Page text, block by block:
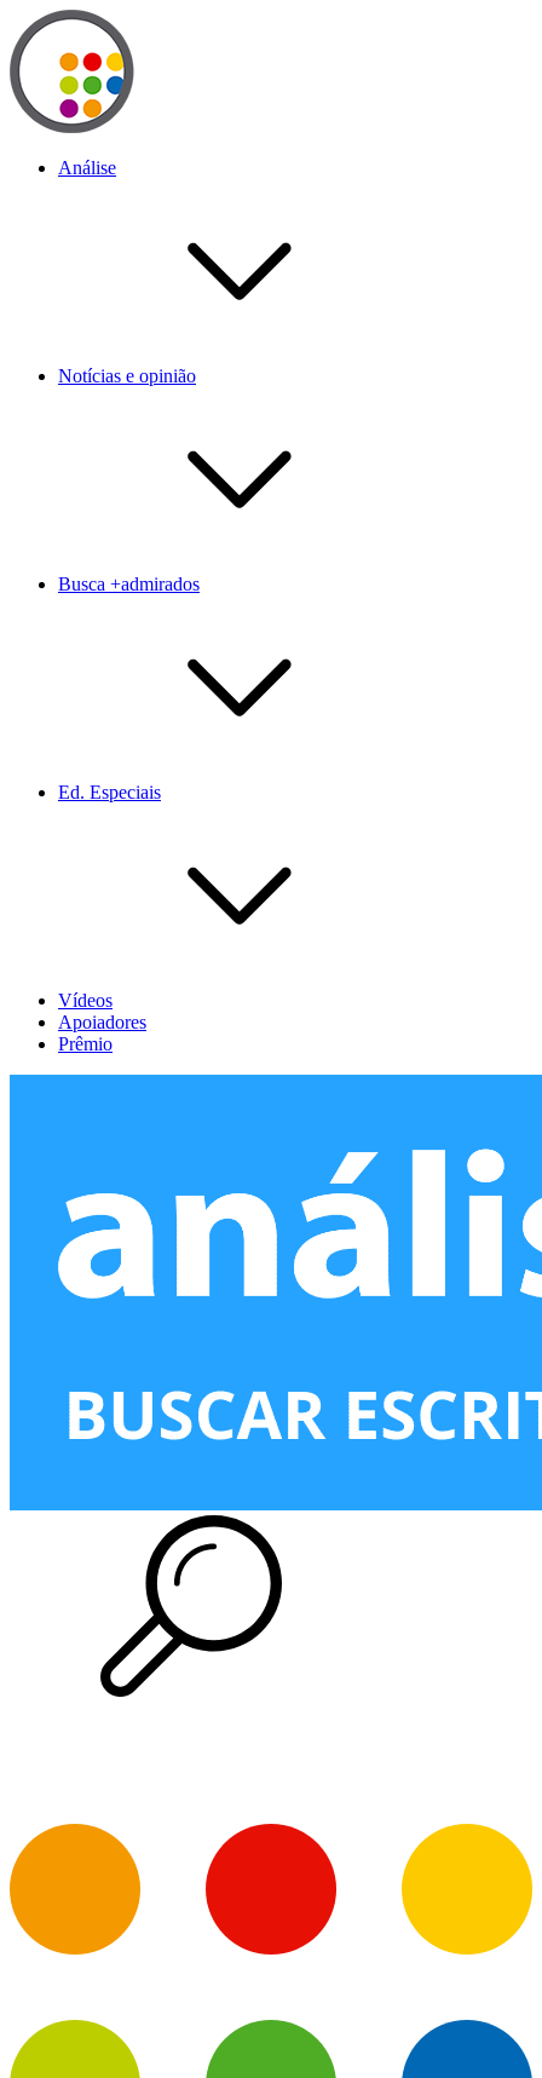
Análise
Notícias e opinião
Busca +admirados
Ed. Especiais
Vídeos
Apoiadores
Prêmio